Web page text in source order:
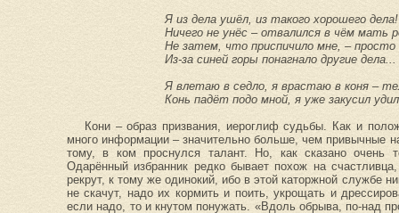
Я из дела ушёл, из такого хорошего дела!
Ничего не унёс – отвалился в чём мать
Не затем, что приспичило мне, – просто
Из-за синей горы понагнало другие дела...
Я влетаю в седло, я врастаю в коня –
Конь падёт подо мной, я уже закусил
Кони – образ призвания, иероглиф судьбы. Как и
много информации – значительно больше, чем привычные
тому, в ком проснулся талант. Но, как сказано очень
Одарённый избранник редко бывает похож на
рекрут, к тому же одинокий, ибо в этой каторжной службе
не скачут, надо их кормить и поить, укрощать и
если надо, то и кнутом понужать. «Вдоль обрыва, по-над